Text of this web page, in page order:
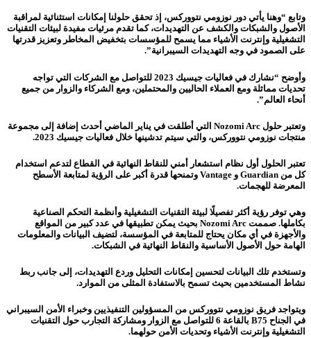
وتابع “وهنا يأتي دور نوزومي نتووركس، إذ تحقق حلولنا إمكانات استثنائية لمراقبة
الأصول والشبكات والكشف عن التهديدات، كما تقدم مرئيات مفيدة لبيئات التقنيات
التشغيلية وإنترنت الأشياء مما يسمح للمؤسسات بتخفيض المخاطر وتعزيز قدرتها
على الصمود في وجه التهديدات السيبرانية”.
وأوضح “نشارك في فعاليات جيسيك 2023 للتواصل مع الشركات التي تواجه
تحديات مماثلة ومع العملاء الحاليين والمحتملين، ومع الشركاء والزوار من جميع
أنحاء العالم”.
وتعتبر حلول Nozomi Arc التي أطلقت في يناير الماضي أحدث إضافة إلى مجموعة
منتجات نوزومي نتووركس، والتي سيتم تدشينها خلال فعاليات جيسيك 2023.
تعتبر الحلول أول نظام استشعار أمني للنقاط النهائية في القطاع لتدعم استخدام
كل من Guardian و Vantage وتمنحها قدرة أكبر على الرؤية لمتابعة الأسطح
المعرضة للهجمات.
وهي توفر رؤية أكثر تفصيلًا لبيئة التقنيات التشغيلية وأنظمة التحكم الصناعية
بكاملها. صممت Nozomi Arc بحيث يمكن تطبيقها في عدد كبير من المواقع
والأجهزة في أي مكان يحتاج للمتابعة في المؤسسة، لتضيف البيانات والمعلومات
الهامة حول الأصول الأساسية والنقاط النهائية في الشبكات.
وتستخدم تلك البيانات لتحسين إمكانات التحليل وردع التهديدات، إلى جانب ربط
نشاط المستخدمين بحيث تسمح بالاستفادة المثلى من الموارد.
ويتواجد فريق نوزومي نتووركس من المسؤولين التنفيذيين وخبراء الأمن السيبراني
في الجناح B75 بالقاعة 6 للتواصل مع الزوار ومشاركة التجارب حول التقنيات
التشغيلية وإنترنت الأشياء وتحديات الأمن حولهما.